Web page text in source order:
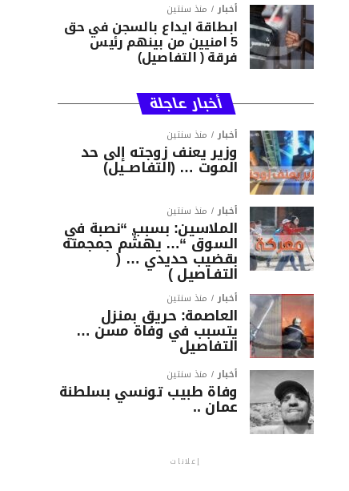
أخبار منذ سنتين
ابطاقة ايداع بالسجن في حق
5 امنيين من بينهم رئيس
فرقة ( التفاصيل)
أخبار عاجلة
أخبار منذ سنتين
وزير يعنف زوجته إلى حد
الموت … (التفاصــيل)
أخبار منذ سنتين
الملاسين: بسبب “نصبة في
السوق “… يهشّم جمجمته
بقضيب حديدي … (
التفـاصيل )
أخبار منذ سنتين
العاصمة: حريق بمنزل
يتسبب في وفاة مسن …
التفاصيل
أخبار منذ سنتين
وفاة طبيب تونسي بسلطنة
عمان ..
إعلانات